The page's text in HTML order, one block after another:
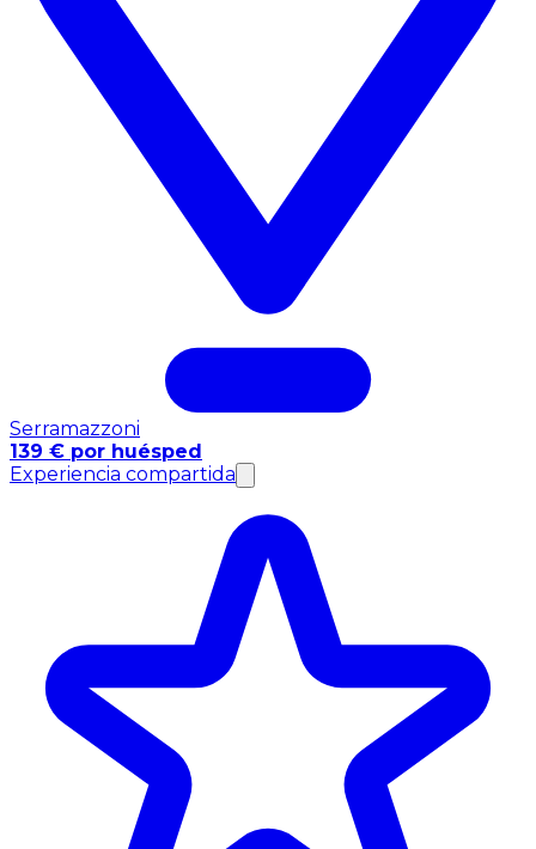
Serramazzoni
139 € por huésped
Experiencia compartida